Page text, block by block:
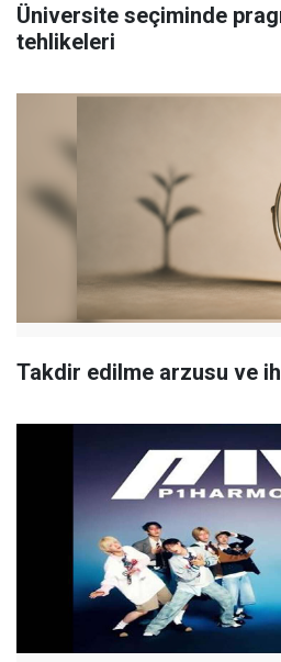
Üniversite seçiminde
tehlikeleri
Takdir edilme arzusu ve